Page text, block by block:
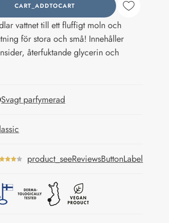
CART_ADDTOCART
vattnet till ett fluffigt moln och
för stora och små! Innehåller
återfuktande glycerin och
Svagt parfymerad
product_seeReviewsButtonLabel